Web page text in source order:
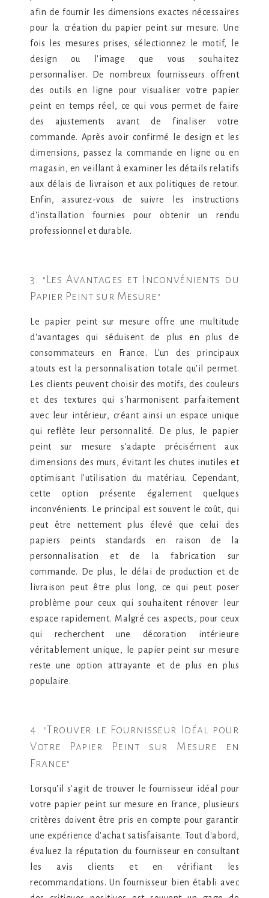
afin de fournir les dimensions exactes nécessaires
pour la création du papier peint sur mesure. Une
fois les mesures prises, sélectionnez le motif, le
design ou l'image que vous souhaitez
personnaliser. De nombreux fournisseurs offrent
des outils en ligne pour visualiser votre papier
peint en temps réel, ce qui vous permet de faire
des ajustements avant de finaliser votre
commande. Après avoir confirmé le design et les
dimensions, passez la commande en ligne ou en
magasin, en veillant à examiner les détails relatifs
aux délais de livraison et aux politiques de retour.
Enfin, assurez-vous de suivre les instructions
d'installation fournies pour obtenir un rendu
professionnel et durable.
3. "Les Avantages et Inconvénients du
Papier Peint sur Mesure"
Le papier peint sur mesure offre une multitude
d'avantages qui séduisent de plus en plus de
consommateurs en France. L'un des principaux
atouts est la personnalisation totale qu'il permet.
Les clients peuvent choisir des motifs, des couleurs
et des textures qui s'harmonisent parfaitement
avec leur intérieur, créant ainsi un espace unique
qui reflète leur personnalité. De plus, le papier
peint sur mesure s'adapte précisément aux
dimensions des murs, évitant les chutes inutiles et
optimisant l'utilisation du matériau. Cependant,
cette option présente également quelques
inconvénients. Le principal est souvent le coût, qui
peut être nettement plus élevé que celui des
papiers peints standards en raison de la
personnalisation et de la fabrication sur
commande. De plus, le délai de production et de
livraison peut être plus long, ce qui peut poser
problème pour ceux qui souhaitent rénover leur
espace rapidement. Malgré ces aspects, pour ceux
qui recherchent une décoration intérieure
véritablement unique, le papier peint sur mesure
reste une option attrayante et de plus en plus
populaire.
4. "Trouver le Fournisseur Idéal pour
Votre Papier Peint sur Mesure en
France"
Lorsqu'il s'agit de trouver le fournisseur idéal pour
votre papier peint sur mesure en France, plusieurs
critères doivent être pris en compte pour garantir
une expérience d'achat satisfaisante. Tout d'abord,
évaluez la réputation du fournisseur en consultant
les avis clients et en vérifiant les
recommandations. Un fournisseur bien établi avec